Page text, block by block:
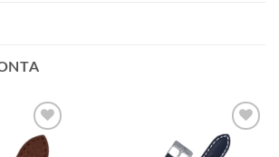
Προσθήκη
Προσθήκη